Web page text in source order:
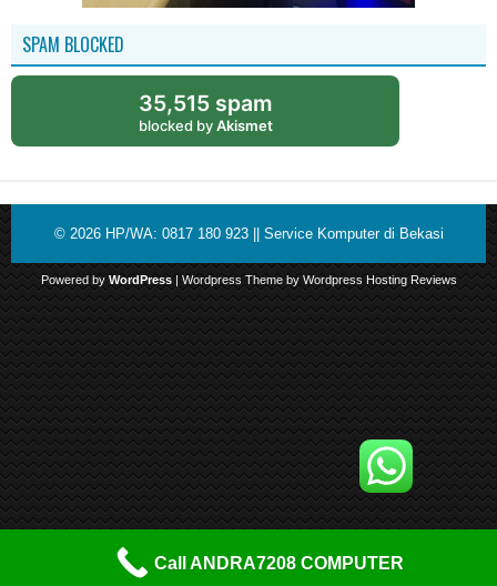
SPAM BLOCKED
35,515 spam
blocked byAkismet
© 2026 HP/WA: 0817 180 923 || Service Komputer di Bekasi
Powered by WordPress| Wordpress Theme by Wordpress Hosting Reviews
Call ANDRA7208 COMPUTER